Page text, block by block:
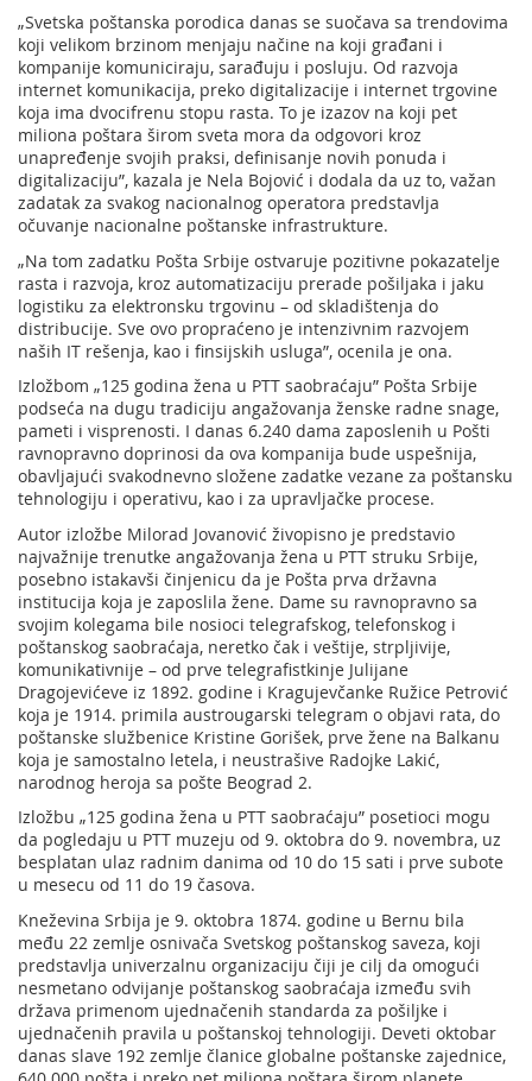
„Svetska poštanska porodica danas se suočava sa trendovima
koji velikom brzinom menjaju načine na koji građani i
kompanije komuniciraju, sarađuju i posluju. Od razvoja
internet komunikacija, preko digitalizacije i internet trgovine
koja ima dvocifrenu stopu rasta. To je izazov na koji pet
miliona poštara širom sveta mora da odgovori kroz
unapređenje svojih praksi, definisanje novih ponuda i
digitalizaciju”, kazala je Nela Bojović i dodala da uz to, važan
zadatak za svakog nacionalnog operatora predstavlja
očuvanje nacionalne poštanske infrastrukture.
„Na tom zadatku Pošta Srbije ostvaruje pozitivne pokazatelje
rasta i razvoja, kroz automatizaciju prerade pošiljaka i jaku
logistiku za elektronsku trgovinu – od skladištenja do
distribucije. Sve ovo propraćeno je intenzivnim razvojem
naših IT rešenja, kao i finsijskih usluga”, ocenila je ona.
Izložbom „125 godina žena u PTT saobraćaju” Pošta Srbije
podseća na dugu tradiciju angažovanja ženske radne snage,
pameti i visprenosti. I danas 6.240 dama zaposlenih u Pošti
ravnopravno doprinosi da ova kompanija bude uspešnija,
obavljajući svakodnevno složene zadatke vezane za poštansku
tehnologiju i operativu, kao i za upravljačke procese.
Autor izložbe Milorad Jovanović živopisno je predstavio
najvažnije trenutke angažovanja žena u PTT struku Srbije,
posebno istakavši činjenicu da je Pošta prva državna
institucija koja je zaposlila žene. Dame su ravnopravno sa
svojim kolegama bile nosioci telegrafskog, telefonskog i
poštanskog saobraćaja, neretko čak i veštije, strpljivije,
komunikativnije – od prve telegrafistkinje Julijane
Dragojevićeve iz 1892. godine i Kragujevčanke Ružice Petrović
koja je 1914. primila austrougarski telegram o objavi rata, do
poštanske službenice Kristine Gorišek, prve žene na Balkanu
koja je samostalno letela, i neustrašive Radojke Lakić,
narodnog heroja sa pošte Beograd 2.
Izložbu „125 godina žena u PTT saobraćaju” posetioci mogu
da pogledaju u PTT muzeju od 9. oktobra do 9. novembra, uz
besplatan ulaz radnim danima od 10 do 15 sati i prve subote
u mesecu od 11 do 19 časova.
Kneževina Srbija je 9. oktobra 1874. godine u Bernu bila
među 22 zemlje osnivača Svetskog poštanskog saveza, koji
predstavlja univerzalnu organizaciju čiji je cilj da omogući
nesmetano odvijanje poštanskog saobraćaja između svih
država primenom ujednačenih standarda za pošiljke i
ujednačenih pravila u poštanskoj tehnologiji. Deveti oktobar
danas slave 192 zemlje članice globalne poštanske zajednice,